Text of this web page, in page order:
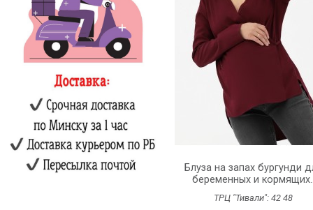
Блуза на запах бургунди
беременных и
ТРЦ "Тивали":4248